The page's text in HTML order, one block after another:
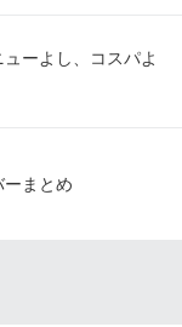
ーよし、コスパよ
まとめ